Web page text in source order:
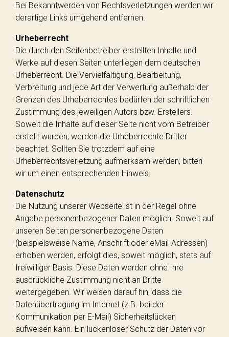
Bei Bekanntwerden von Rechtsverletzungen werden wir
derartige Links umgehend entfernen.
Urheberrecht
Die durch den Seitenbetreiber erstellten Inhalte und
Werke auf diesen Seiten unterliegen dem deutschen
Urheberrecht. Die Vervielfältigung, Bearbeitung,
Verbreitung und jede Art der Verwertung außerhalb der
Grenzen des Urheberrechtes bedürfen der schriftlichen
Zustimmung des jeweiligen Autors bzw. Erstellers.
Soweit die Inhalte auf dieser Seite nicht vom Betreiber
erstellt wurden, werden die Urheberrechte Dritter
beachtet. Sollten Sie trotzdem auf eine
Urheberrechtsverletzung aufmerksam werden, bitten
wir um einen entsprechenden Hinweis.
Datenschutz
Die Nutzung unserer Webseite ist in der Regel ohne
Angabe personenbezogener Daten möglich. Soweit auf
unseren Seiten personenbezogene Daten
(beispielsweise Name, Anschrift oder eMail-Adressen)
erhoben werden, erfolgt dies, soweit möglich, stets auf
freiwilliger Basis. Diese Daten werden ohne Ihre
ausdrückliche Zustimmung nicht an Dritte
weitergegeben. Wir weisen darauf hin, dass die
Datenübertragung im Internet (z.B. bei der
Kommunikation per E-Mail) Sicherheitslücken
aufweisen kann. Ein lückenloser Schutz der Daten vor